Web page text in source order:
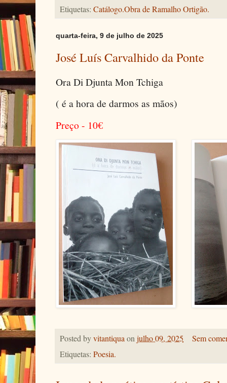
Etiquetas: Catálogo.Obra de Ramalho Ortigão.
quarta-feira, 9 de julho de 2025
José Luís Carvalhido da Ponte
Ora Di Djunta Mon Tchiga
( é a hora de darmos as mãos)
Preço - 10€
Posted byvitantiquaonjulho 09, 2025
Sem
Etiquetas: Poesia.